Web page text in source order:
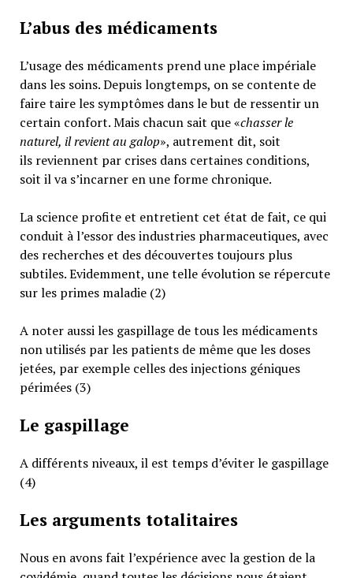
L’abus des médicaments
L’usage des médicaments prend une place impériale
dans les soins. Depuis longtemps, on se contente de
faire taire les symptômes dans le but de ressentir un
certain confort. Mais chacun sait que «chasser le
naturel, il revient au galop», autrement dit, soit
ils reviennent par crises dans certaines conditions,
soit il va s’incarner en une forme chronique.
La science profite et entretient cet état de fait, ce qui
conduit à l’essor des industries pharmaceutiques, avec
des recherches et des découvertes toujours plus
subtiles. Evidemment, une telle évolution se répercute
sur les primes maladie (2)
A noter aussi les gaspillage de tous les médicaments
non utilisés par les patients de même que les doses
jetées, par exemple celles des injections géniques
périmées (3)
Le gaspillage
A différents niveaux, il est temps d’éviter le gaspillage
(4)
Les arguments totalitaires
Nous en avons fait l’expérience avec la gestion de la